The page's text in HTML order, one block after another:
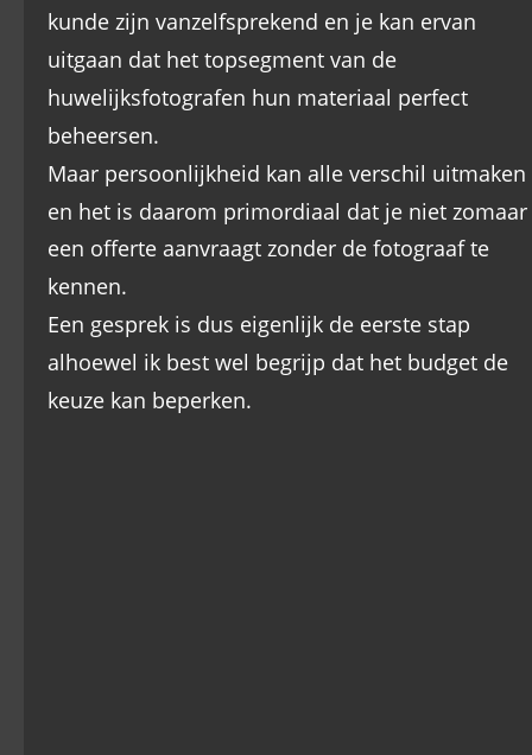
kunde zijn vanzelfsprekend en je kan ervan
uitgaan dat het topsegment van de
huwelijksfotografen hun materiaal perfect
beheersen.
Maar persoonlijkheid kan alle verschil uitmaken
en het is daarom primordiaal dat je niet zomaar
een offerte aanvraagt zonder de fotograaf te
kennen.
Een gesprek is dus eigenlijk de eerste stap
alhoewel ik best wel begrijp dat het budget de
keuze kan beperken.